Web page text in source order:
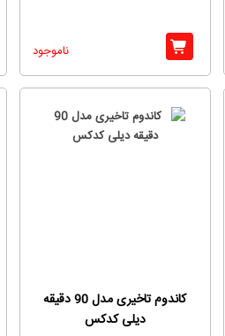
ناموجود
کاندوم تاخیری مدل 90 دقیقه
دیلی کدکس